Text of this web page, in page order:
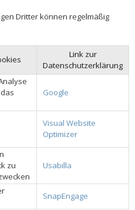
Dritter können regelmäßig
Link zur
Datenschutzerklärung
Google
Visual Website
Optimizer
zu
Usabilla
SnapEngage